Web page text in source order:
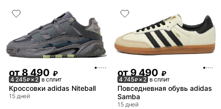
от8 490 ₽
4 245₽× 2 в сплит
Кроссовки adidas Niteball
15 дней
от9 490 ₽
4 745₽× 2 в сплит
Повседневная обувь adidas
Samba
15 дней